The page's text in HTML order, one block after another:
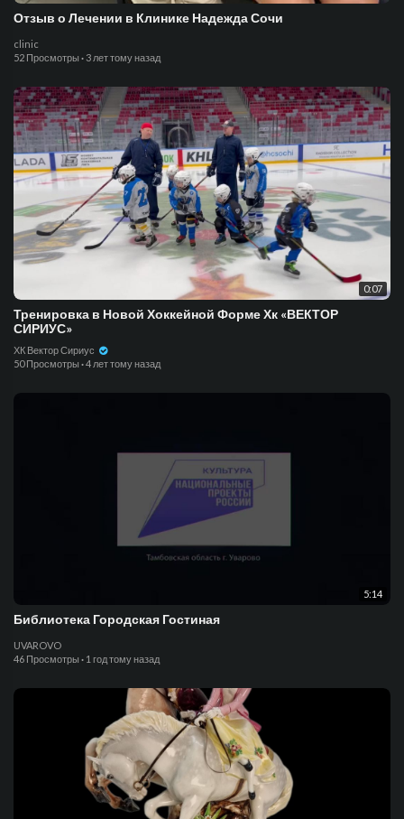
Отзыв о Лечении в Клинике Надежда Сочи
clinic
52 Просмотры · 3 лет тому назад
0:07
Тренировка в Новой Хоккейной Форме Хк «ВЕКТОР
СИРИУС»
ХК Вектор Сириус
50 Просмотры ·4 лет тому назад
5:14
Библиотека Городская Гостиная
UVAROVO
46 Просмотры · 1 год тому назад